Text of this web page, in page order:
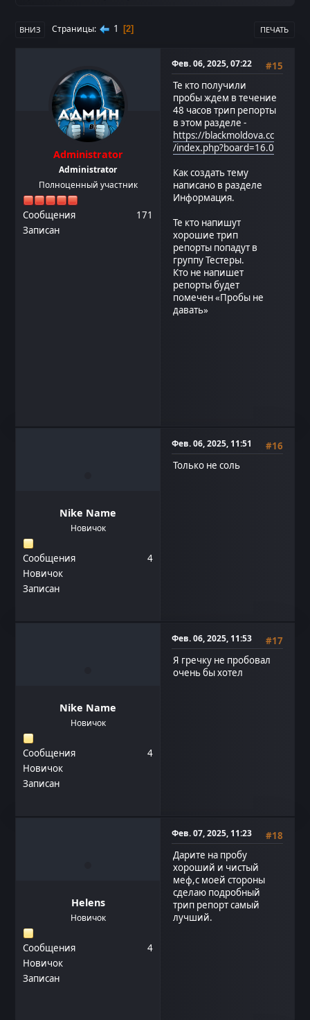
ПЕЧАТЬ
ВНИЗ Страницы 1 2
Administrator
Administrator
Полноценный участник
Сообщения
171
Записан
Фев. 06, 2025, 07:22
#15
Те кто получили
пробы ждем в течение
48 часов трип репорты
в этом разделе -
https://blackmoldova.cc
/index.php?board=16.0
Как создать тему
написано в разделе
Информация.
Те кто напишут
хорошие трип
репорты попадут в
группу Тестеры.
Кто не напишет
репорты будет
помечен «Пробы не
давать»
Nike Name
Новичок
Сообщения
4
Новичок
Записан
Фев. 06, 2025, 11:51
#16
Только не соль
Nike Name
Новичок
Сообщения
4
Новичок
Записан
Фев. 06, 2025, 11:53
#17
Я гречку не пробовал
очень бы хотел
Helens
Новичок
Сообщения
4
Новичок
Записан
Фев. 07, 2025, 11:23
#18
Дарите на пробу
хороший и чистый
меф,с моей стороны
сделаю подробный
трип репорт самый
лучший.